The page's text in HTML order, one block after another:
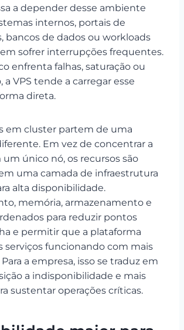
a depender desse ambiente
internos, portais de
bancos de dados ou workloads
sofrer interrupções frequentes.
enfrenta falhas, saturação ou
VPS tende a carregar esse
direta.
em cluster partem de uma
Em vez de concentrar a
um único nó, os recursos são
uma camada de infraestrutura
alta disponibilidade.
memória, armazenamento e
para reduzir pontos
e permitir que a plataforma
serviços funcionando com mais
a empresa, isso se traduz em
a indisponibilidade e mais
sustentar operações críticas.